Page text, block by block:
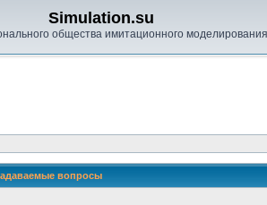
Simulation.su
общества имитационного моделирования
вопросы